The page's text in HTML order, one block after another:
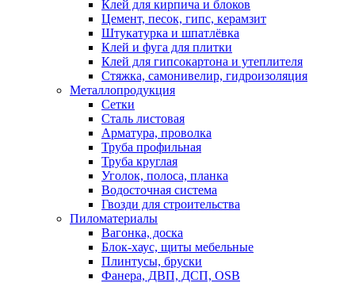
Клей для кирпича и блоков
Цемент, песок, гипс, керамзит
Штукатурка и шпатлёвка
Клей и фуга для плитки
Клей для гипсокартона и утеплителя
Стяжка, самонивелир, гидроизоляция
Металлопродукция
Сетки
Сталь листовая
Арматура, проволка
Труба профильная
Труба круглая
Уголок, полоса, планка
Водосточная система
Гвозди для строительства
Пиломатериалы
Вагонка, доска
Блок-хаус, щиты мебельные
Плинтусы, бруски
Фанера, ДВП, ДСП, OSB